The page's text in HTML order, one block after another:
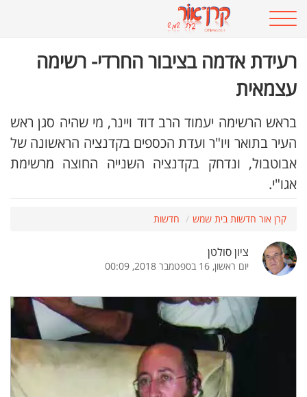
רעידת אדמה בציבור החרדי- רשימה
עצמאית
בראש הרשימה יעמוד הרב דוד ויינר, מי שהיה סגן ראש
העיר בתואר ויו"ר ועדת הכספים בקדנציה הראשונה של
אבוטבול, ונדחק בקדנציה השנייה החוצה מרשימת
אגו"י.
קרן אור חדשות בית שמש חדשות
ציון סולטן
יום ראשון, 16 בספטמבר 2018, 00:09